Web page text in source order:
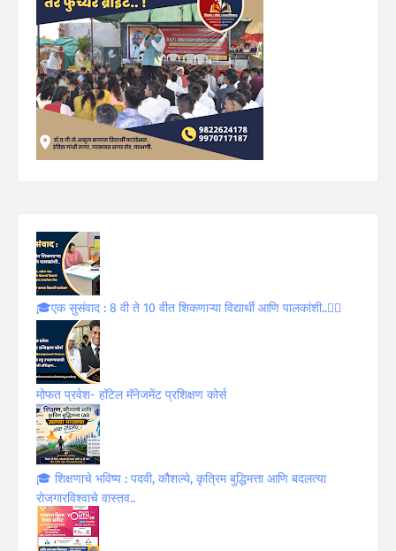
🎓एक सुसंवाद : 8 वी ते 10 वीत शिकणाऱ्या विद्यार्थी आणि पालकांशी..✍🏻
मोफत प्रवेश- हॉटेल मॅनेजमेंट प्रशिक्षण कोर्स
🎓 शिक्षणाचे भविष्य : पदवी, कौशल्ये, कृत्रिम बुद्धिमत्ता आणि बदलत्या
रोजगारविश्वाचे वास्तव..